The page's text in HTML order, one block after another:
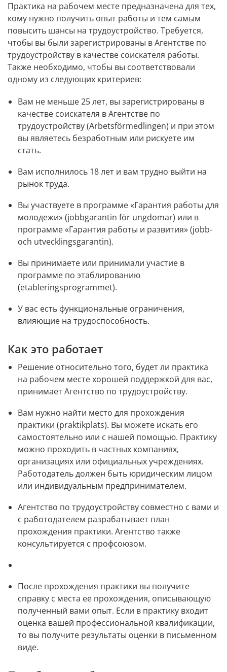
Практика на рабочем месте предназначена для тех,
кому нужно получить опыт работы и тем самым
повысить шансы на трудоустройство. Требуется,
чтобы вы были зарегистрированы в Агентстве по
трудоустройству в качестве соискателя работы.
Также необходимо, чтобы вы соответствовали
одному из следующих критериев:
Вам не меньше 25 лет, вы зарегистрированы в
качестве соискателя в Агентстве по
трудоустройству (Arbetsförmedlingen) и при этом
вы являетесь безработным или рискуете им
стать.
Вам исполнилось 18 лет и вам трудно выйти на
рынок труда.
Вы участвуете в программе «Гарантия работы для
молодежи» (jobbgarantin för ungdomar) или в
программе «Гарантия работы и развития» (jobb-
och utvecklingsgarantin).
Вы принимаете или принимали участие в
программе по этаблированию
(etableringsprogrammet).
У вас есть функциональные ограничения,
влияющие на трудоспособность.
Как это работает
Решение относительно того, будет ли практика
на рабочем месте хорошей поддержкой для вас,
принимает Агентство по трудоустройству.
Вам нужно найти место для прохождения
практики (praktikplats). Вы можете искать его
самостоятельно или с нашей помощью. Практику
можно проходить в частных компаниях,
организациях или официальных учреждениях.
Работодатель должен быть юридическим лицом
или индивидуальным предпринимателем.
Агентство по трудоустройству совместно с вами и
с работодателем разрабатывает план
прохождения практики. Агентство также
консультируется с профсоюзом.
После прохождения практики вы получите
справку с места ее прохождения, описывающую
полученный вами опыт. Если в практику входит
оценка вашей профессиональной квалификации,
то вы получите результаты оценки в письменном
виде.